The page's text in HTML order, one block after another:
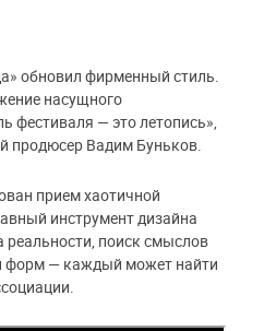
обновил фирменный стиль.
насущного
фестиваля — это летопись»,
продюсер Вадим Буньков.
прием хаотичной
инструмент дизайна
поиск смыслов
форм — каждый может найти